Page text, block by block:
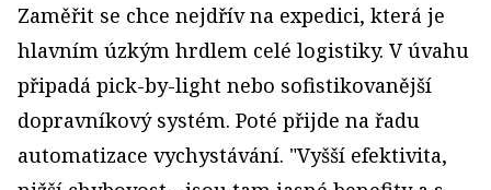
Zaměřit se chce nejdřív na expedici, která je
hlavním úzkým hrdlem celé logistiky. V úvahu
připadá pick-by-light nebo sofistikovanější
dopravníkový systém. Poté přijde na řadu
automatizace vychystávání. "Vyšší efektivita,